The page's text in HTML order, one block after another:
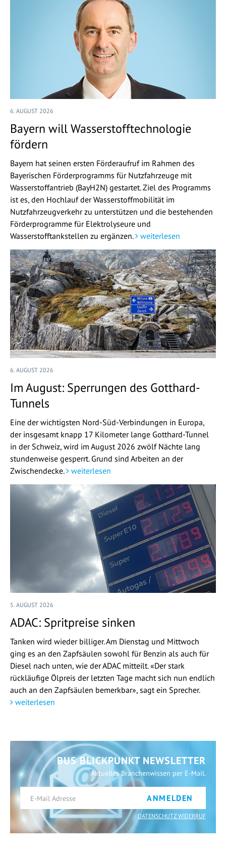
6. AUGUST 2026
Bayern will Wasserstofftechnologie
fördern
Bayern hat seinen ersten Förderaufruf im Rahmen des
Bayerischen Förderprogramms für Nutzfahrzeuge mit
Wasserstoffantrieb (BayH2N) gestartet. Ziel des Programms
ist es, den Hochlauf der Wasserstoffmobilität im
Nutzfahrzeugverkehr zu unterstützen und die bestehenden
Förderprogramme für Elektrolyseure und
Wasserstofftankstellen zu ergänzen.
weiterlesen
6. AUGUST 2026
Im August: Sperrungen des Gotthard-
Tunnels
Eine der wichtigsten Nord-Süd-Verbindungen in Europa,
der insgesamt knapp 17 Kilometer lange Gotthard-Tunnel
in der Schweiz, wird im August 2026 zwölf Nächte lang
stundenweise gesperrt. Grund sind Arbeiten an der
Zwischendecke.
weiterlesen
5. AUGUST 2026
ADAC: Spritpreise sinken
Tanken wird wieder billiger. Am Dienstag und Mittwoch
ging es an den Zapfsäulen sowohl für Benzin als auch für
Diesel nach unten, wie der ADAC mitteilt. «Der stark
rückläufige Ölpreis der letzten Tage macht sich nun endlich
auch an den Zapfsäulen bemerkbar», sagt ein Sprecher.
weiterlesen
BUS BLICKPUNKT NEWSLETTER
Aktuelles Branchenwissen per E-Mail.
ANMELDEN
DATENSCHUTZ WIDERRUF